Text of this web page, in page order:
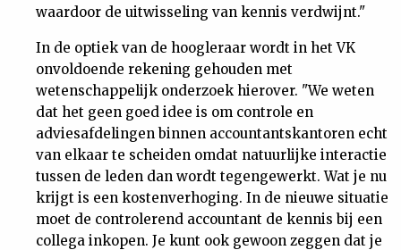
waardoor de uitwisseling van kennis verdwijnt."
In de optiek van de hoogleraar wordt in het VK
onvoldoende rekening gehouden met
wetenschappelijk onderzoek hierover. "We weten
dat het geen goed idee is om controle en
adviesafdelingen binnen accountantskantoren echt
van elkaar te scheiden omdat natuurlijke interactie
tussen de leden dan wordt tegengewerkt. Wat je nu
krijgt is een kostenverhoging. In de nieuwe situatie
moet de controlerend accountant de kennis bij een
collega inkopen. Je kunt ook gewoon zeggen dat je